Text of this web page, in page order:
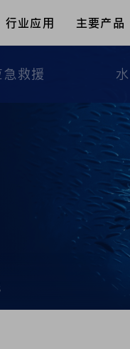
行业应用 主要产品
急救援